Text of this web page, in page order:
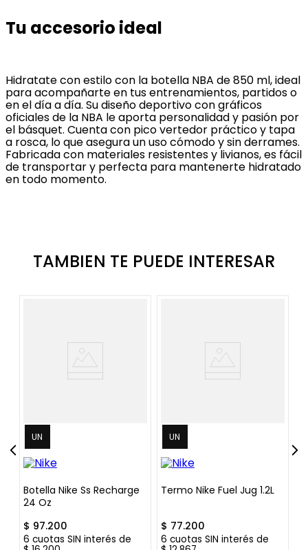
Tu accesorio ideal
Hidratate con estilo con la botella NBA de 850 ml, ideal
para acompañarte en tus entrenamientos, partidos o
en el día a día. Su diseño deportivo con gráficos
oficiales de la NBA le aporta personalidad y pasión por
el básquet. Cuenta con pico vertedor práctico y tapa
a rosca, lo que asegura un uso cómodo y sin derrames.
Fabricada con materiales resistentes y livianos, es fácil
de transportar y perfecta para mantenerte hidratado
en todo momento.
TAMBIEN TE PUEDE INTERESAR
UN
Botella Nike Ss Recharge
24 Oz
$ 97.200
6 cuotas SIN interés de
UN
Termo Nike Fuel Jug 1.2L
$ 77.200
6 cuotas SIN interés de